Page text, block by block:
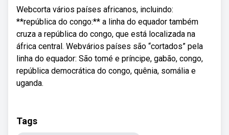
Webcorta vários países africanos, incluindo:
**república do congo:** a linha do equador também
cruza a república do congo, que está localizada na
áfrica central. Webvários países são “cortados” pela
linha do equador: São tomé e príncipe, gabão, congo,
república democrática do congo, quênia, somália e
uganda.
Tags